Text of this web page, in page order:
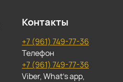
Контакты
+7 (961) 749-77-36
Телефон
+7 (961) 749-77-36
Viber, What's app,